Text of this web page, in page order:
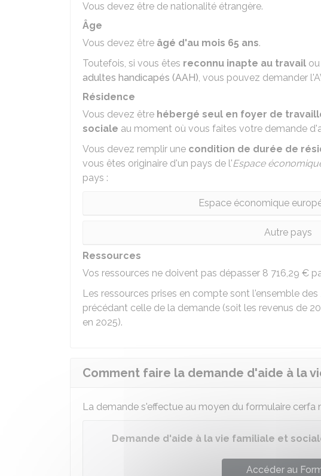
Vous devez être de nationalité étrangère.
Âge
Vous devez être âgé d'au mois 65 ans.
Toutefois, si vous êtes reconnu inapte au travail
adultes handicapés (AAH), vous pouvez demander
Résidence
Vous devez être hébergé seul en foyer de
sociale au moment où vous faites votre demande
Vous devez remplir une condition de durée de
vous êtes originaire d'un pays de l'Espace
pays :
Espace économique
Autre pays
Ressources
Vos ressources ne doivent pas dépasser 8 716,29 €
Les ressources prises en compte sont l'ensemble des
précédant celle de la demande (soit les revenus de
en 2025).
Comment faire la demande d'aide à la
La demande s'effectue au moyen du formulaire cerfa
Demande d'aide à la vie familiale et
Accéder au